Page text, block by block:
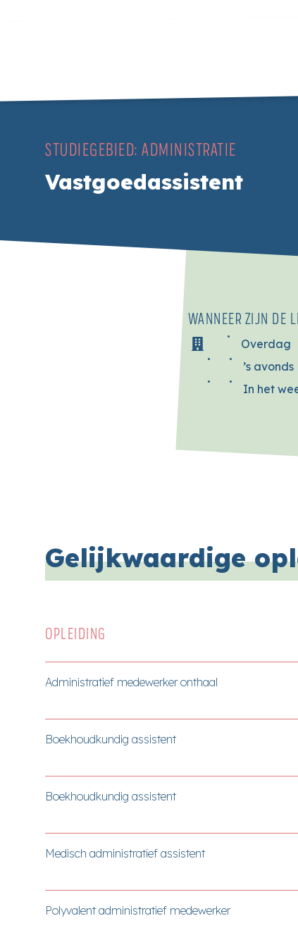
STUDIEGEBIED: ADMINISTRATIE
Vastgoedassistent
WANNEER ZIJN DE
Overdag
’s avonds
In het
Gelijkwaardige
OPLEIDING
Administratief medewerker onthaal
Boekhoudkundig assistent
Boekhoudkundig assistent
Medisch administratief assistent
Polyvalent administratief medewerker